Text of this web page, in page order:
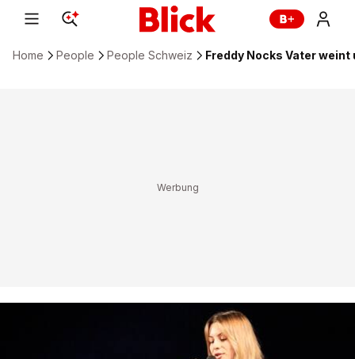
Home People People Schweiz Freddy Nocks Vater